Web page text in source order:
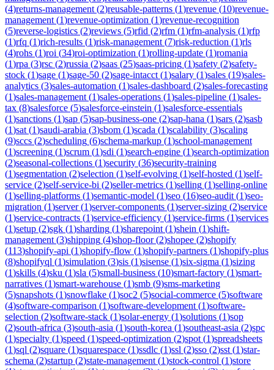
(4)returns-management (2)reusable-patterns (1)revenue (10)revenue-
management (1)revenue-optimization (1)revenue-recognition
(5)reverse-logistics (2)reviews (5)rfid (2)rfm (1)rfm-analysis (1)rfp
(1)rfq (1)rich-results (1)risk-management (7)risk-reduction (1)rls
(4)rohs (1)roi (34)roi-optimization (1)rolling-update (1)romania
(1)rpa (3)rsc (2)russia (2)saas (25)saas-pricing (1)safety (2)safety-
stock (1)sage (1)sage-50 (2)sage-intacct (1)salary (1)sales (19)sales-
analytics (3)sales-automation (1)sales-dashboard (2)sales-forecasting
(1)sales-management (1)sales-operations (1)sales-pipeline (1)sales-
tax (8)salesforce (5)salesforce-einstein (1)salesforce-essentials
(1)sanctions (1)sap (5)sap-business-one (2)sap-hana (1)sars (2)sasb
(1)sat (1)saudi-arabia (3)sbom (1)scada (1)scalability (3)scaling
(9)sccs (2)scheduling (6)schema-markup (1)school-management
(1)screening (1)scrum (1)sdi (1)search-engine (1)search-optimization
(2)seasonal-collections (1)security (36)security-training
(1)segmentation (2)selection (1)self-evolving (1)self-hosted (1)self-
service (2)self-service-bi (2)seller-metrics (1)selling (1)selling-online
(1)selling-platforms (1)semantic-model (1)seo (16)seo-audit (1)seo-
migration (1)server(1)server-components (1)server-sizing (2)service
(1)service-contracts (1)service-efficiency (1)service-firms (1)services
(1)setup (2)sgk (1)sharding (1)sharepoint (1)shein (1)shift-
management (3)shipping (4)shop-floor(2)shopee (2)shopify
(113)shopify-api (1)shopify-flow (1)shopify-partners (1)shopify-plus
(8)shopifyql (1)simulation (3)sis (1)sisense (1)six-sigma (1)sizing
(1)skills (4)sku (1)sla (5)small-business (10)smart-factory (1)smart-
narratives (1)smart-warehouse (1)smb (9)sms-marketing
(5)snapshots (1)snowflake (1)soc2 (5)social-commerce (5)software
(4)software-comparison (1)software-development (1)software-
selection (2)software-stack (1)solar-energy (1)solutions (1)sop
(2)south-africa (3)south-asia (1)south-korea (1)southeast-asia (2)spc
(1)specialty (1)speed (1)speed-optimization (2)spot (1)spreadsheets
(1)sql (2)square (1)squarespace (1)ssdlc (1)ssl (2)sso (2)sst (1)star-
schema (2)startup (2)state-management (1)stock-control (1)store